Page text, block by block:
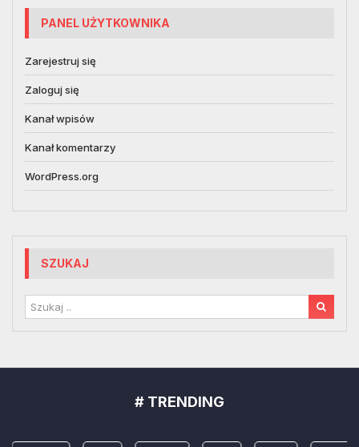
PANEL UŻYTKOWNIKA
Zarejestruj się
Zaloguj się
Kanał wpisów
Kanał komentarzy
WordPress.org
SZUKAJ
# TRENDING